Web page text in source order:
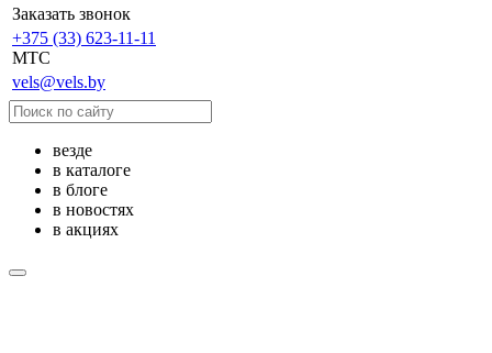
Заказать звонок
+375 (33) 623-11-11
MTC
vels@vels.by
везде
в каталоге
в блоге
в новостях
в акциях